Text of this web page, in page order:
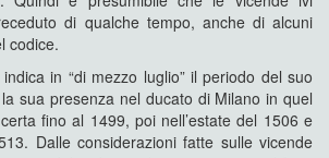
di qualche tempo, anche di alcuni
codice.
in “di mezzo luglio” il periodo del suo
sua presenza nel ducato di Milano in quel
fino al 1499, poi nell’estate del 1506 e
Dalle considerazioni fatte sulle vicende